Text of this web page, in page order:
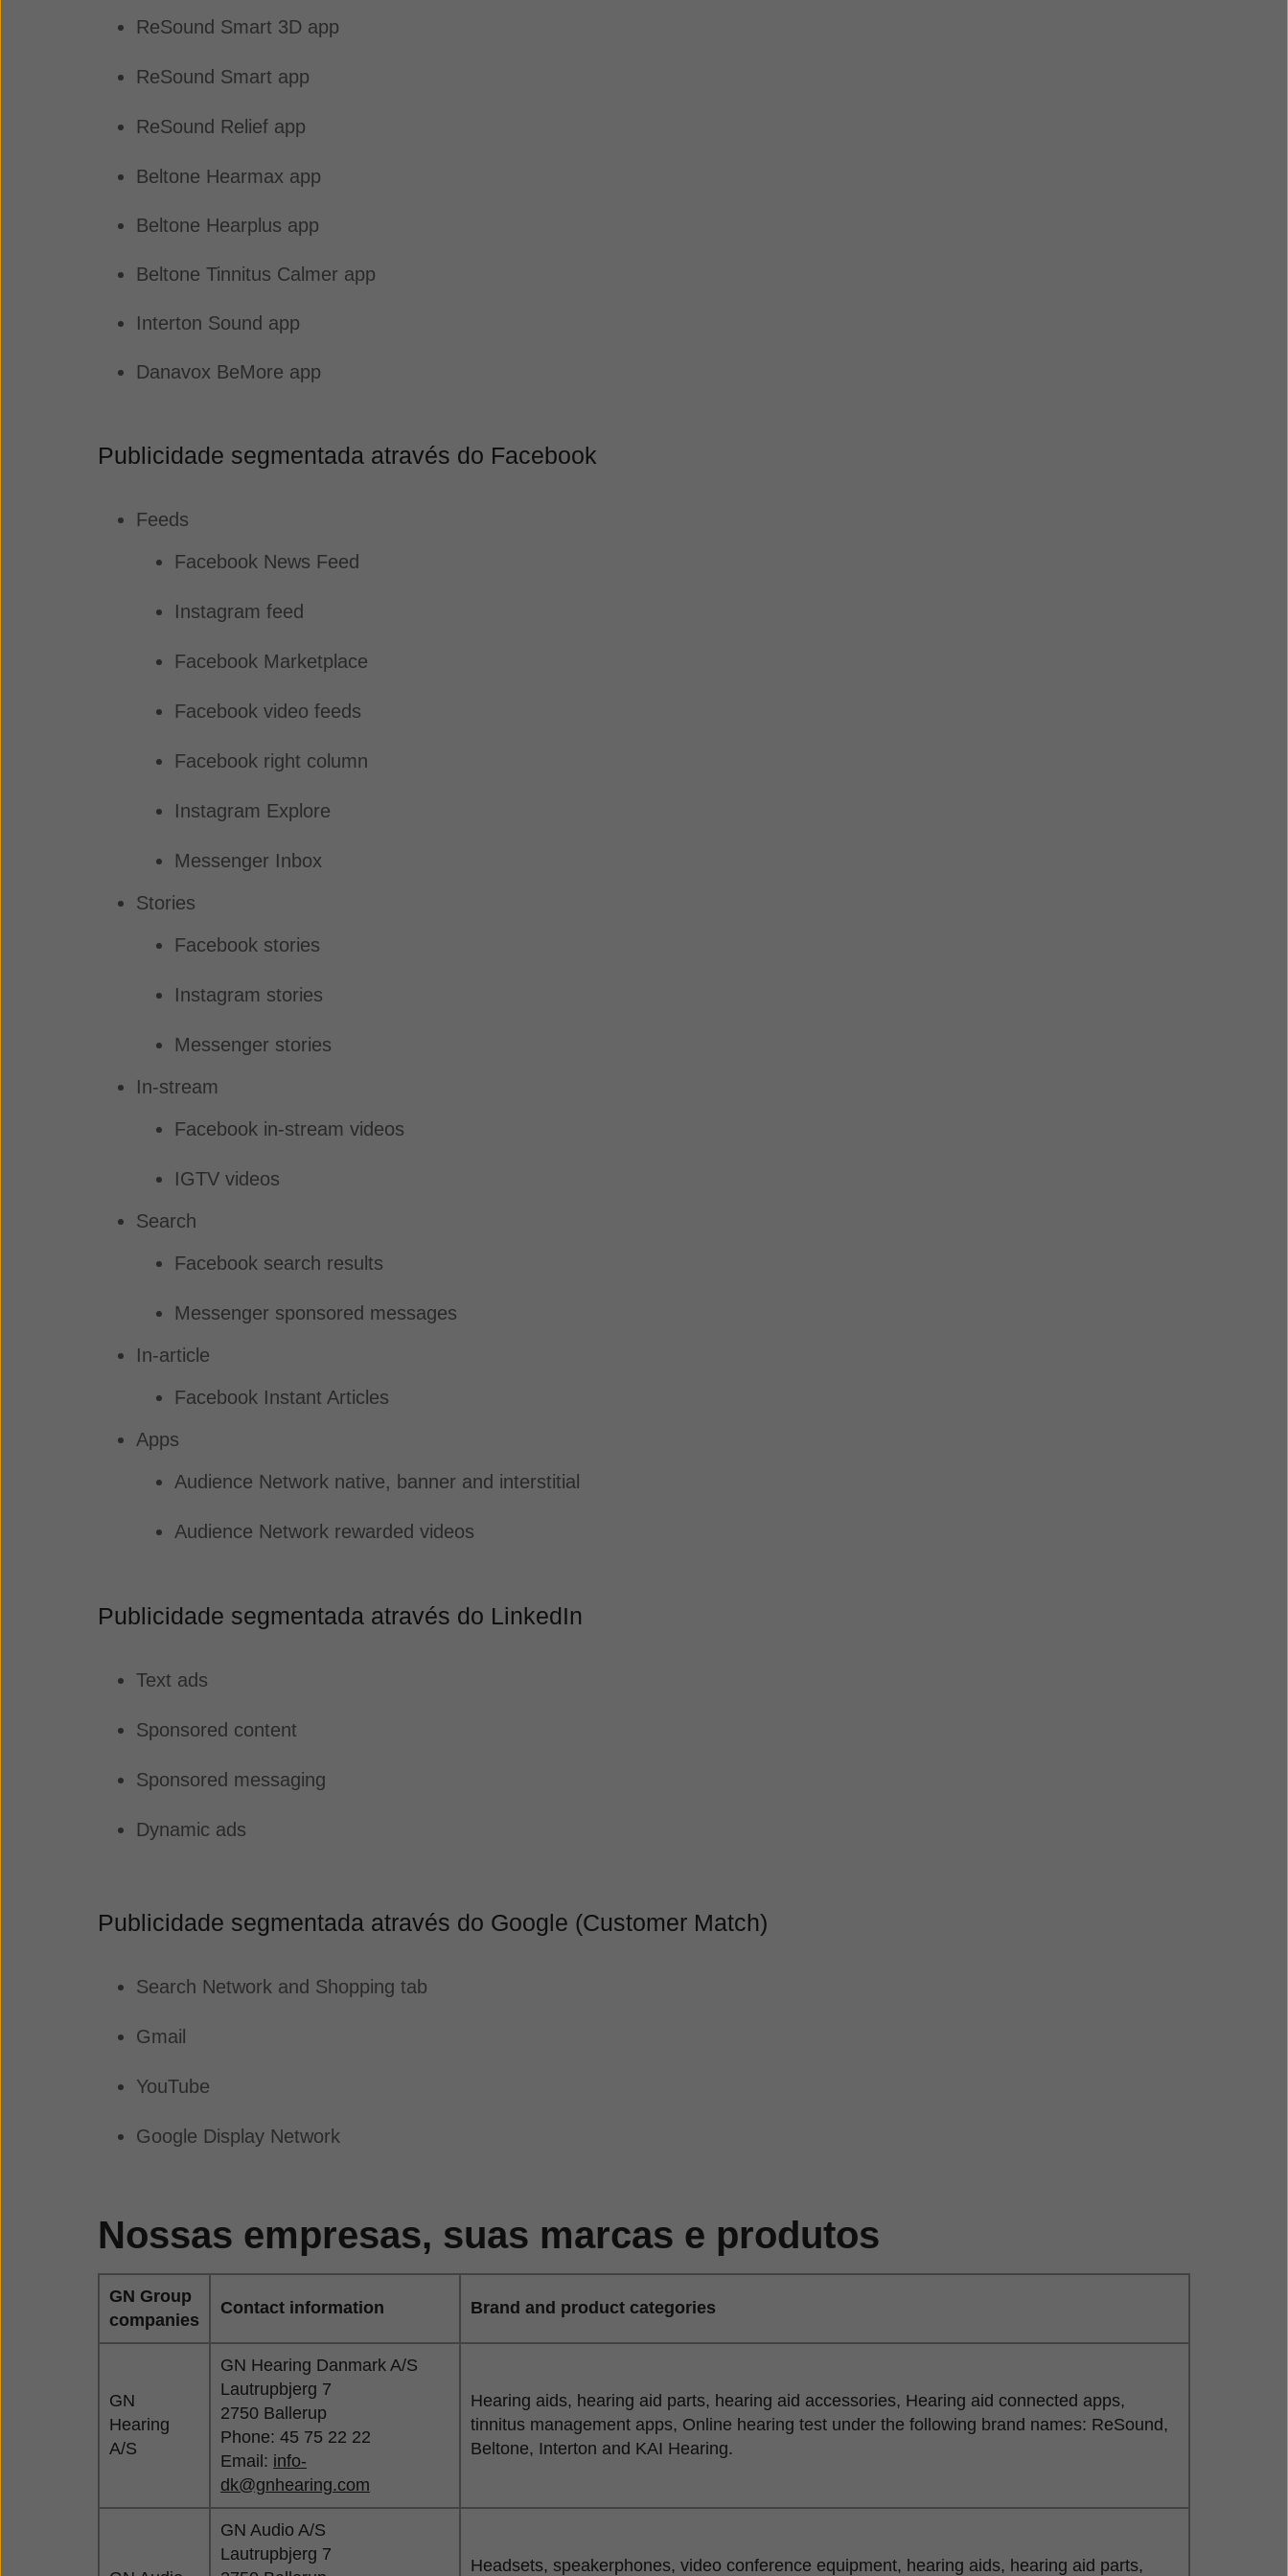
ReSound Smart 3D app
ReSound Smart app
ReSound Relief app
Beltone Hearmax app
Beltone Hearplus app
Beltone Tinnitus Calmer app
Interton Sound app
Danavox BeMore app
Publicidade segmentada através do Facebook
Feeds
Facebook News Feed
Instagram feed
Facebook Marketplace
Facebook video feeds
Facebook right column
Instagram Explore
Messenger Inbox
Stories
Facebook stories
Instagram stories
Messenger stories
In-stream
Facebook in-stream videos
IGTV videos
Search
Facebook search results
Messenger sponsored messages
In-article
Facebook Instant Articles
Apps
Audience Network native, banner and interstitial
Audience Network rewarded videos
Publicidade segmentada através do LinkedIn
Text ads
Sponsored content
Sponsored messaging
Dynamic ads
Publicidade segmentada através do Google (Customer Match)
Search Network and Shopping tab
Gmail
YouTube
Google Display Network
Nossas empresas, suas marcas e produtos
GN Group
companies
Contact information Brand and product categories
GN
Hearing
A/S
GN Hearing Danmark A/S
Lautrupbjerg 7
2750 Ballerup
Phone: 45 75 22 22
Email: info-
dk@gnhearing.com
Hearing aids, hearing aid parts, hearing aid accessories, Hearing aid connected apps,
tinnitus management apps, Online hearing test under the following brand names: ReSound,
Beltone, Interton and KAI Hearing.
GN Audio A/S
Lautrupbjerg 7
Headsets, speakerphones, video conference equipment, hearing aids, hearing aid parts,